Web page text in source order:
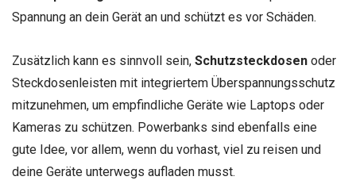
Spannung an dein Gerät an und schützt es vor Schäden.
Zusätzlich kann es sinnvoll sein, Schutzsteckdosen oder
Steckdosenleisten mit integriertem Überspannungsschutz
mitzunehmen, um empfindliche Geräte wie Laptops oder
Kameras zu schützen. Powerbanks sind ebenfalls eine
gute Idee, vor allem, wenn du vorhast, viel zu reisen und
deine Geräte unterwegs aufladen musst.